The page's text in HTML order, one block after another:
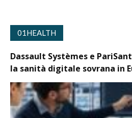
01HEALTH
Dassault Systèmes e
la sanità digitale sovrana in